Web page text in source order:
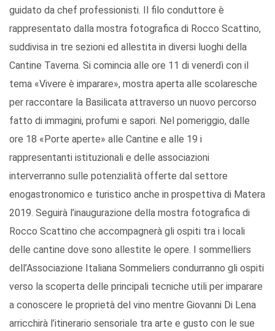
guidato da chef professionisti. Il filo conduttore è
rappresentato dalla mostra fotografica di Rocco Scattino,
suddivisa in tre sezioni ed allestita in diversi luoghi della
Cantine Taverna. Si comincia alle ore 11 di venerdì con il
tema «Vivere è imparare», mostra aperta alle scolaresche
per raccontare la Basilicata attraverso un nuovo percorso
fatto di immagini, profumi e sapori. Nel pomeriggio, dalle
ore 18 «Porte aperte» alle Cantine e alle 19 i
rappresentanti istituzionali e delle associazioni
interverranno sulle potenzialità offerte dal settore
enogastronomico e turistico anche in prospettiva di Matera
2019. Seguirà l’inaugurazione della mostra fotografica di
Rocco Scattino che accompagnerà gli ospiti tra i locali
delle cantine dove sono allestite le opere. I sommelliers
dell’Associazione Italiana Sommeliers condurranno gli ospiti
verso la scoperta delle principali tecniche utili per imparare
a conoscere le proprietà del vino mentre Giovanni Di Lena
arricchirà l’itinerario sensoriale tra arte e gusto con le sue